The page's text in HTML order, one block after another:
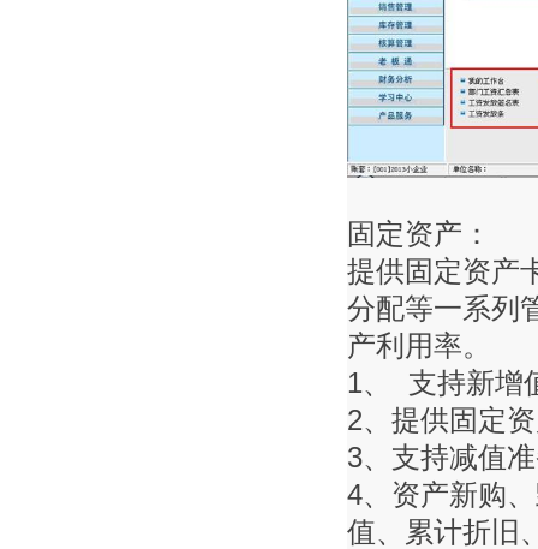
固定资产：
提供固定资产
分配等一系列
产利用率。
1、 支持新增
2、提供固定
3、支持减值
4、资产新购
值、累计折旧